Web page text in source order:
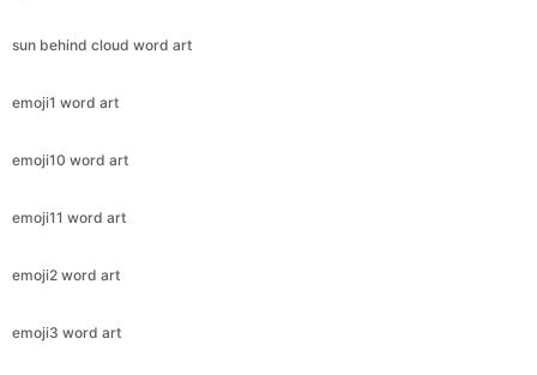
sun behind cloud word art
emoji1 word art
emoji10 word art
emoji11 word art
emoji2 word art
emoji3 word art